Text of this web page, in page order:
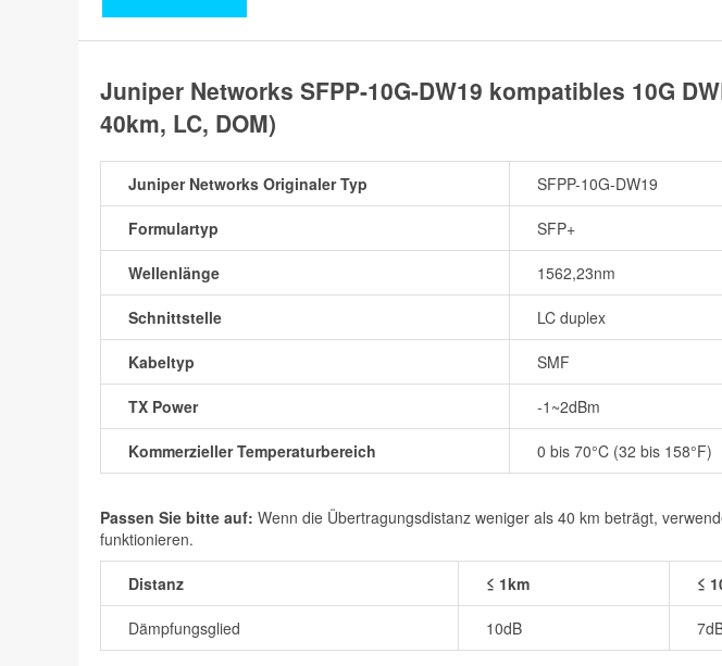
Juniper Networks SFPP-10G-DW19 kompatibles 10G
40km, LC, DOM)
Juniper Networks Originaler Typ SFPP-10G-DW19
Formulartyp SFP+
Wellenlänge 1562,23nm
Schnittstelle LC duplex
Kabeltyp SMF
TX Power -1~2dBm
Kommerzieller Temperaturbereich 0 bis 70°C (32 bis 158°F)
Passen Sie bitte auf: Wenn die Übertragungsdistanz weniger als 40 km beträgt,
funktionieren.
Distanz ≤ 1km ≤
Dämpfungsglied 10dB